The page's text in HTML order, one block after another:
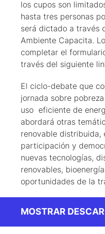
los cupos son
hasta tres personas
será dictado a través
Ambiente Capacita.
completar el
través del siguiente
El ciclo-debate que
jornada sobre
uso eficiente de
abordará otras
renovable distribuida,
participación y
nuevas tecnologías,
renovables,
oportunidades de la
MOSTRAR